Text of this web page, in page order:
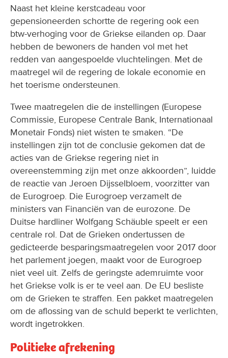
Naast het kleine kerstcadeau voor
gepensioneerden schortte de regering ook een
btw-verhoging voor de Griekse eilanden op. Daar
hebben de bewoners de handen vol met het
redden van aangespoelde vluchtelingen. Met de
maatregel wil de regering de lokale economie en
het toerisme ondersteunen.
Twee maatregelen die de instellingen (Europese
Commissie, Europese Centrale Bank, Internationaal
Monetair Fonds) niet wisten te smaken. “De
instellingen zijn tot de conclusie gekomen dat de
acties van de Griekse regering niet in
overeenstemming zijn met onze akkoorden”, luidde
de reactie van Jeroen Dijsselbloem, voorzitter van
de Eurogroep. Die Eurogroep verzamelt de
ministers van Financiën van de eurozone. De
Duitse hardliner Wolfgang Schäuble speelt er een
centrale rol. Dat de Grieken ondertussen de
gedicteerde besparingsmaatregelen voor 2017 door
het parlement joegen, maakt voor de Eurogroep
niet veel uit. Zelfs de geringste ademruimte voor
het Griekse volk is er te veel aan. De EU besliste
om de Grieken te straffen. Een pakket maatregelen
om de aflossing van de schuld beperkt te verlichten,
wordt ingetrokken.
Politieke afrekening